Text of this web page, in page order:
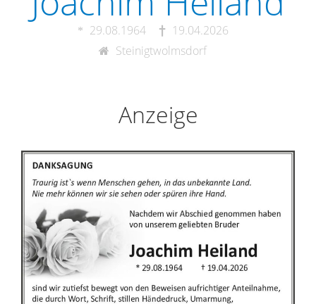
29.08.1964
19.04.2026
Steinigtwolmsdorf
Anzeige